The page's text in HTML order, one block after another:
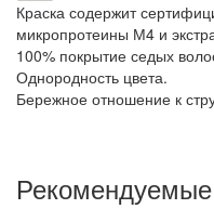
Краска содержит
микропротеины М4 и
100% покрытие седых
Однородность цвета.
Бережное отношение к